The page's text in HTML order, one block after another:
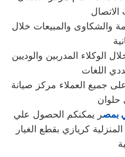
الاتصال
والشكاوى والمبيعات خلال
المدربين والوديين
اللغات
جميع العملاء مركز صيانة
حلوان
بمصر يمكنكم الحصول علي
كريازي بقطع الغيار